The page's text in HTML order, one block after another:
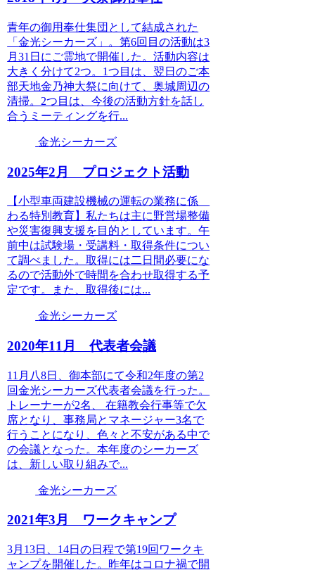
青年の御用奉仕集団として結成された
「金光シーカーズ」。第6回目の活動は3
月31日にご霊地で開催した。活動内容は
大きく分けて2つ。1つ目は、翌日のご本
部天地金乃神大祭に向けて、奥城周辺の
清掃。2つ目は、今後の活動方針を話し
合うミーティングを行...
金光シーカーズ
2025年2月 プロジェクト活動
【小型車両建設機械の運転の業務に係
わる特別教育】私たちは主に野営場整備
や災害復興支援を目的としています。午
前中は試験場・受講料・取得条件につい
て調べました。取得には二日間必要にな
るので活動外で時間を合わせ取得する予
定です。また、取得後には...
金光シーカーズ
2020年11月 代表者会議
11月八8日、御本部にて令和2年度の第2
回金光シーカーズ代表者会議を行った。
トレーナーが2名、 在籍教会行事等で欠
席となり、事務局とマネージャー3名で
行うことになり、色々と不安がある中で
の会議となった。本年度のシーカーズ
は、新しい取り組みで...
金光シーカーズ
2021年3月 ワークキャンプ
3月13日、14日の日程で第19回ワークキ
ャンプを開催した。昨年はコロナ禍で開